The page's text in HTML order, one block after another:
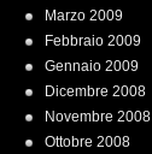
Marzo 2009
Febbraio 2009
Gennaio 2009
Dicembre 2008
Novembre 2008
Ottobre 2008